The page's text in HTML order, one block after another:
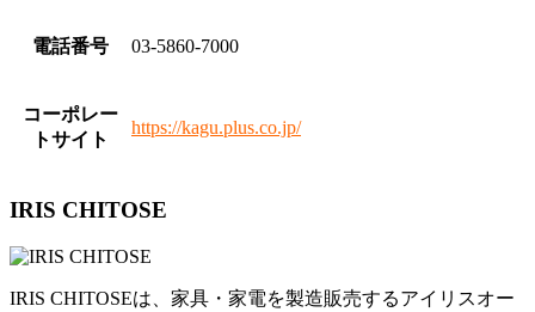
電話番号 03-5860-7000
コーポレー
トサイト
https://kagu.plus.co.jp/
IRIS CHITOSE
IRIS CHITOSEは、家具・家電を製造販売するアイリスオー